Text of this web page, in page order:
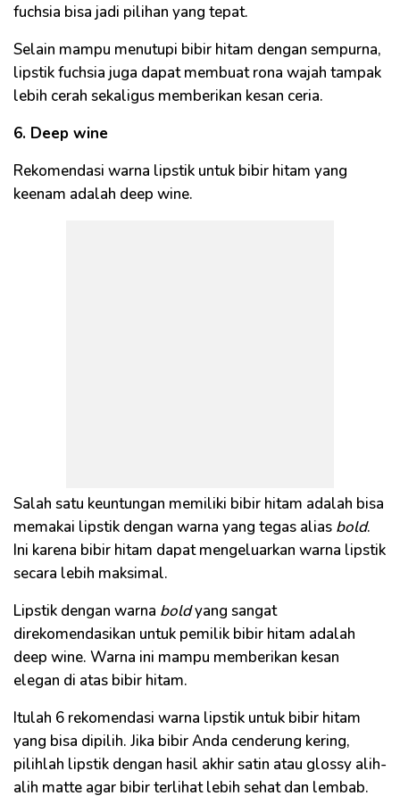
fuchsia bisa jadi pilihan yang tepat.
Selain mampu menutupi bibir hitam dengan sempurna,
lipstik fuchsia juga dapat membuat rona wajah tampak
lebih cerah sekaligus memberikan kesan ceria.
6. Deep wine
Rekomendasi warna lipstik untuk bibir hitam yang
keenam adalah deep wine.
Salah satu keuntungan memiliki bibir hitam adalah bisa
memakai lipstik dengan warna yang tegas alias bold.
Ini karena bibir hitam dapat mengeluarkan warna lipstik
secara lebih maksimal.
Lipstik dengan warna boldyang sangat
direkomendasikan untuk pemilik bibir hitam adalah
deep wine. Warna ini mampu memberikan kesan
elegan di atas bibir hitam.
Itulah 6 rekomendasi warna lipstik untuk bibir hitam
yang bisa dipilih. Jika bibir Anda cenderung kering,
pilihlah lipstik dengan hasil akhir satin atau glossy alih-
alih matte agar bibir terlihat lebih sehat dan lembab.